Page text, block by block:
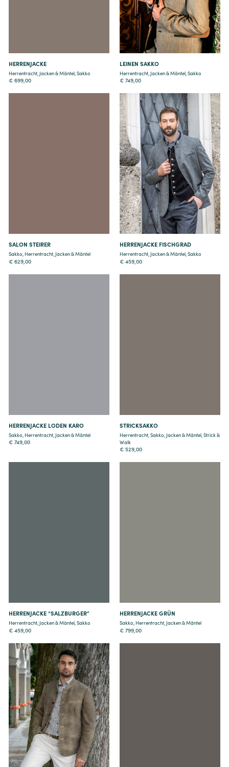
HERRENJACKE
Herrentracht, Jacken & Mäntel, Sakko
€699,00
LEINEN SAKKO
Herrentracht Jacken & Mäntel Sakko
€ 749,00
SALON STEIRER
Sakko, Herrentracht, Jacken & Mäntel
€629,00
Details
HERRENJACKE FISCHGRAD
Herrentracht, Jacken & Mäntel,Sakko
€ 459,00
HERRENJACKE LODEN KARO
Sakko Herrentracht, Jacken & Mäntel
€749,00
STRICKSAKKO
Herrentracht Sakko Jacken & Mäntel Strick &
Walk
€ 529,00
HERRENJACKE “SALZBURGER”
Herrentracht, Jacken & Mäntel,Sakko
€459,00
HERRENJACKE GRÜN
Sakko, Herrentracht, Jacken & Mäntel
€ 799,00
Details